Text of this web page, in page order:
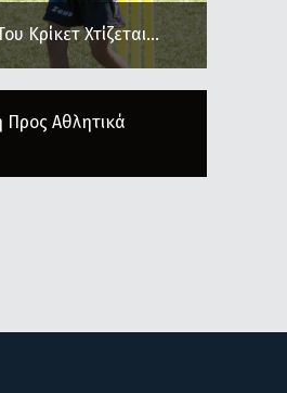
Κρίκετ Χτίζεται...
Αθλητικά